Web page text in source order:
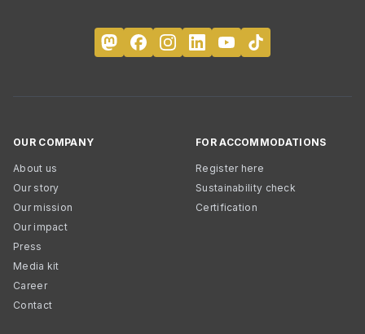
OUR COMPANY
About us
Our story
Our mission
Our impact
Press
Media kit
Career
Contact
FOR ACCOMMODATIONS
Register here
Sustainability check
Certification